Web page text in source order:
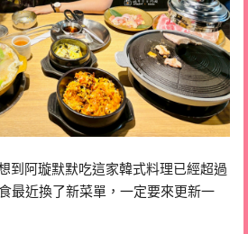
到阿璇默默吃這家韓式料理已經超過
最近換了新菜單，一定要來更新一